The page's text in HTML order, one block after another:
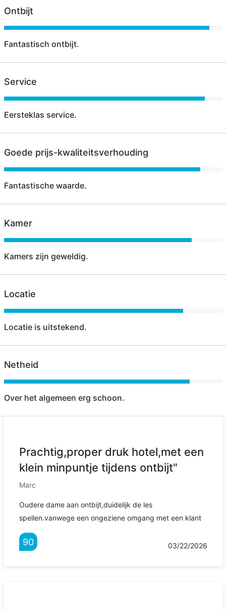
Ontbijt
Fantastisch ontbijt.
Service
Eersteklas service.
Goede prijs-kwaliteitsverhouding
Fantastische waarde.
Kamer
Kamers zijn geweldig.
Locatie
Locatie is uitstekend.
Netheid
Over het algemeen erg schoon.
Prachtig,proper druk hotel,met een
klein minpuntje tijdens ontbijt"
Marc
Oudere dame aan ontbijt,duidelijk de les
spellen.vanwege een ongeziene omgang met een klant
90 03/22/2026